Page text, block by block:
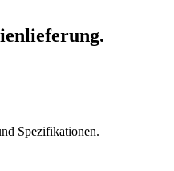
Spezifikationen.